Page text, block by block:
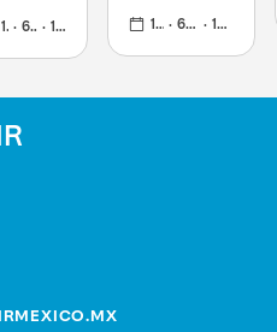
mejorar
de
reales
1 curso 60 ECTS 19 oct 2026
estadísticas
datos
1 curso 60 ECTS 19 oct 2026